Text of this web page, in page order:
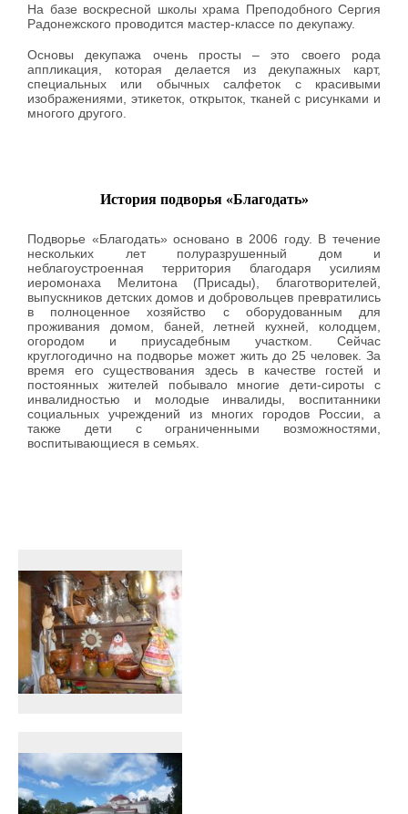
На базе воскресной школы храма Преподобного Сергия
Радонежского проводится мастер-классе по декупажу.
Основы декупажа очень просты – это своего рода
аппликация, которая делается из декупажных карт,
специальных или обычных салфеток с красивыми
изображениями, этикеток, открыток, тканей с рисунками и
многого другого.
История подворья «Благодать»
Подворье «Благодать» основано в 2006 году. В течение
нескольких лет полуразрушенный дом и
неблагоустроенная территория благодаря усилиям
иеромонаха Мелитона (Присады), благотворителей,
выпускников детских домов и добровольцев превратились
в полноценное хозяйство с оборудованным для
проживания домом, баней, летней кухней, колодцем,
огородом и приусадебным участком. Сейчас
круглогодично на подворье может жить до 25 человек. За
время его существования здесь в качестве гостей и
постоянных жителей побывало многие дети-сироты с
инвалидностью и молодые инвалиды, воспитанники
социальных учреждений из многих городов России, а
также дети с ограниченными возможностями,
воспитывающиеся в семьях.